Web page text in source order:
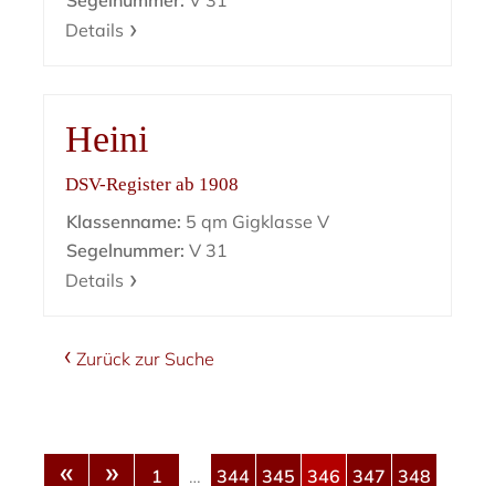
Details
Heini
DSV-Register ab 1908
Klassenname: 5 qm Gigklasse V
Segelnummer: V 31
Details
Zurück zur Suche
« » 1 … 344 345 346 347 348